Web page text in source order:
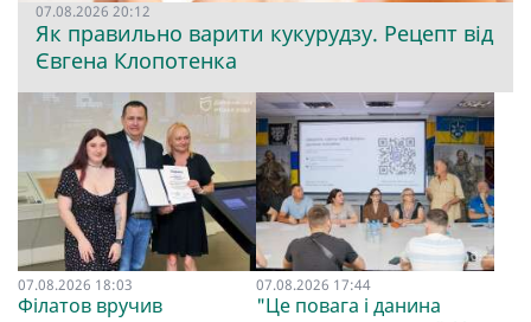
07.08.2026 20:12
Як правильно варити кукурудзу. Рецепт від
Євгена Клопотенка
07.08.2026 18:03
Філатов вручив
07.08.2026 17:44
"Це повага і данина